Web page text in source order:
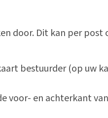
door. Dit kan per post
bestuurder (op uw
voor- en achterkant